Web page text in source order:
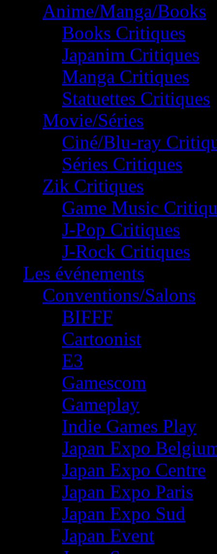
Anime/Manga/Books
Books Critiques
Japanim Critiques
Manga Critiques
Statuettes Critiques
Movie/Séries
Ciné/Blu-ray
Séries Critiques
Zik Critiques
Game Music
J-Pop Critiques
J-Rock Critiques
Les événements
Conventions/Salons
BIFFF
Cartoonist
E3
Gamescom
Gameplay
Indie Games Play
Japan Expo
Japan Expo Centre
Japan Expo Paris
Japan Expo Sud
Japan Event